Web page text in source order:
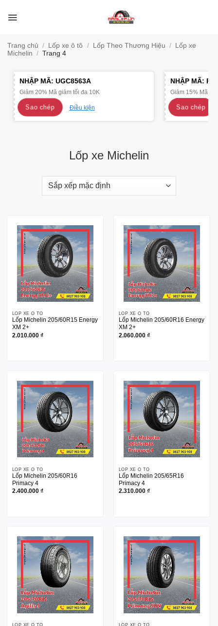
qua
Trang chủ / Lốp xe ô tô / Lốp Theo Thương Hiệu / Lốp xe
Michelin / Trang 4
NHẬP MÃ: UGC8563A
Giảm 20% Mã giảm tối đa 10K
Sao chép Điều kiện
NHẬP MÃ:
Giảm 15% Mã
Sao chép
Lốp xe Michelin
LỐP XE Ô TÔ
Lốp Michelin 205/60R15 Energy
XM 2+
2.010.000 ₫
LỐP XE Ô TÔ
Lốp Michelin 205/60R16 Energy
XM 2+
2.060.000 ₫
LỐP XE Ô TÔ
Lốp Michelin 205/60R16
Primacy 4
2.400.000 ₫
LỐP XE Ô TÔ
Lốp Michelin 205/65R16
Primacy 4
2.310.000 ₫
LỐP XE Ô TÔ LỐP XE Ô TÔ